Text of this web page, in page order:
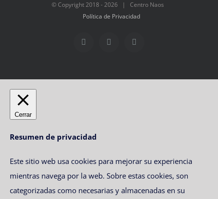
© Copyright 2018 -2026 | Centro Naos
Política de Privacidad
Facebook Twitter
Cerrar
Resumen de privacidad
Este sitio web usa cookies para mejorar su experiencia
mientras navega por la web. Sobre estas cookies, son
categorizadas como necesarias y almacenadas en su